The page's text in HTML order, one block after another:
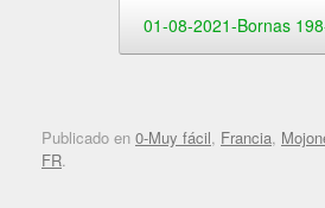
01-08-2021-Bornas
Publicado en 0-Muy fácil, Francia,
FR.